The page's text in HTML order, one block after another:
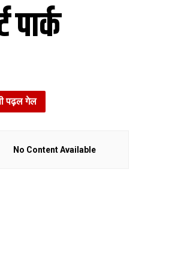
पढ़ल गेल
No Content Available